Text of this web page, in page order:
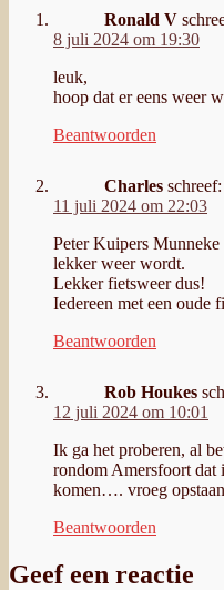
Ronald V
8 juli 2024 om 19:30
leuk,
hoop dat er eens weer
Beantwoorden
Charles schreef:
11 juli 2024 om 22:03
Peter Kuipers
lekker weer wordt.
Lekker fietsweer dus!
Iedereen met een oude
Beantwoorden
Rob Houkes
12 juli 2024 om 10:01
Ik ga het proberen, al
rondom Amersfoort dat
komen…. vroeg
Beantwoorden
Geef een reactie